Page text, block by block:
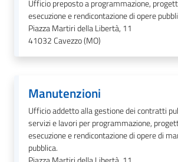
civile
Cavezzo
Informa
Sportello
telematico
SUE
Tutti
Ufficio preposto a programmazione,
esecuzione e rendicontazione di opere
Piazza Martiri della Libertà, 11
41032Cavezzo (MO)
Manutenzioni
Ufficio addetto alla gestione dei contratti
servizi e lavori per programmazione,
esecuzione e rendicontazione di opere di
pubblica.